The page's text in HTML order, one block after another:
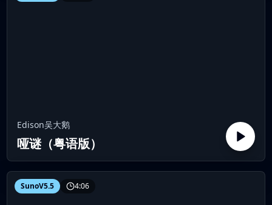
Edison吴大鹅
哑谜（粤语版）
SunoV5.5 4:06